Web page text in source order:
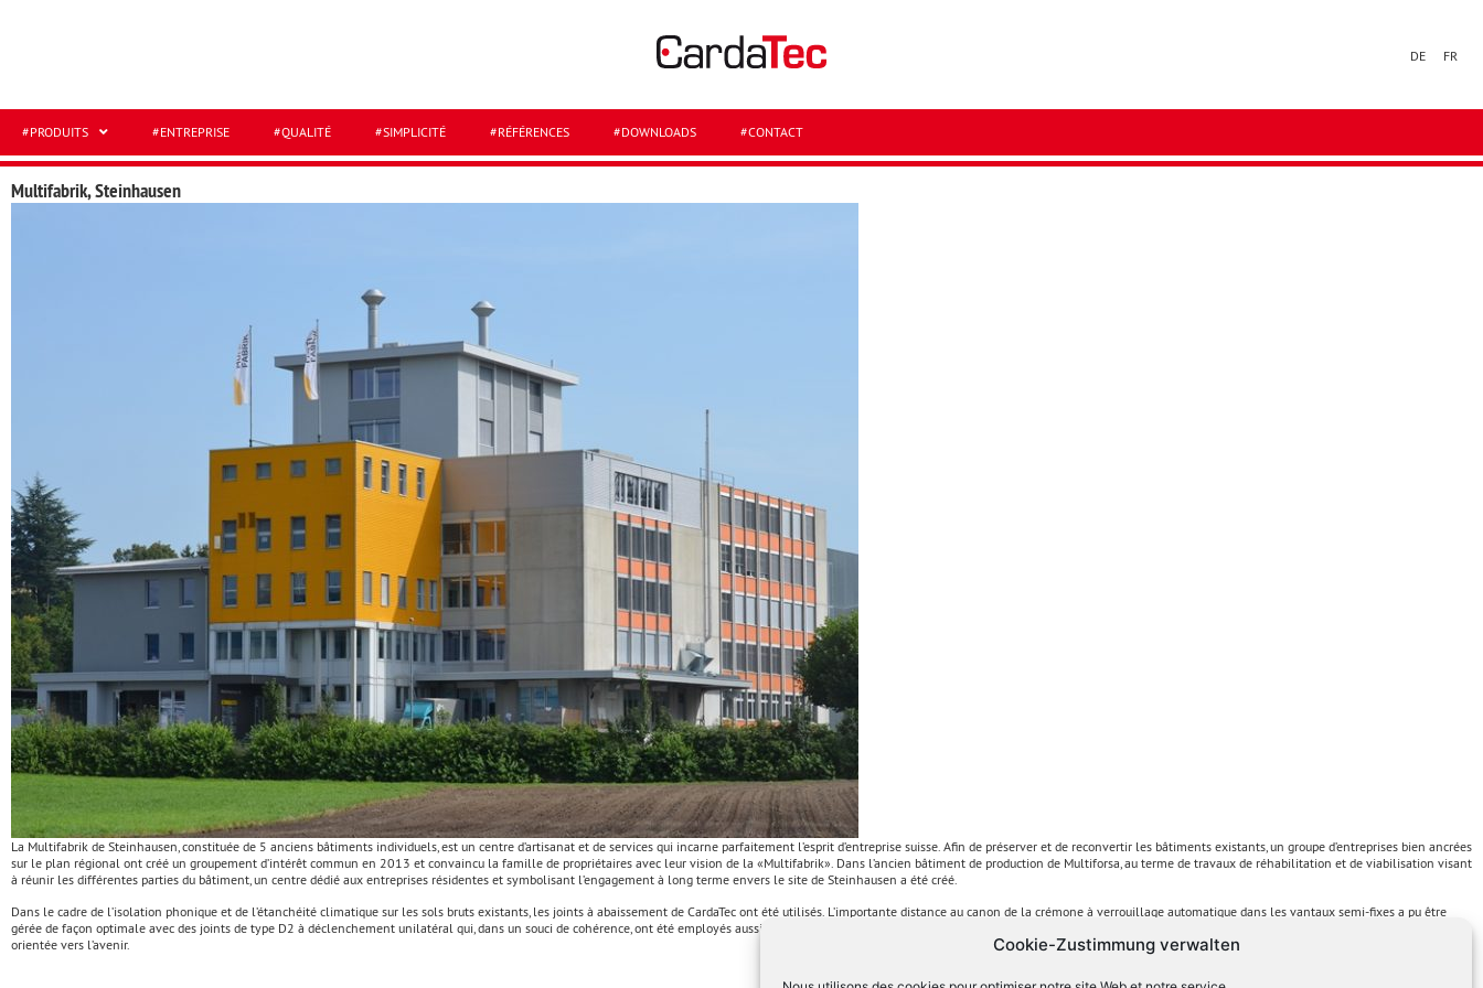
Cookie-Zustimmung verwalten
DE FR
#PRODUITS #ENTREPRISE #QUALITÉ #SIMPLICITÉ #RÉFÉRENCES #DOWNLOADS #CONTACT
Multifabrik, Steinhausen
La Multifabrik de Steinhausen, constituée de 5 anciens bâtiments individuels, est un centre d’artisanat et de services qui incarne parfaitement l’esprit d’entreprise suisse. Afin de préserver et de reconvertir les bâtiments existants, un groupe d’entreprises bien ancrées
sur le plan régional ont créé un groupement d’intérêt commun en 2013 et convaincu la famille de propriétaires avec leur vision de la «Multifabrik». Dans l’ancien bâtiment de production de Multiforsa, au terme de travaux de réhabilitation et de viabilisation visant
à réunir les différentes parties du bâtiment, un centre dédié aux entreprises résidentes et symbolisant l’engagement à long terme envers le site de Steinhausen a été créé.
Dans le cadre de l’isolation phonique et de l’étanchéité climatique sur les sols bruts existants, les joints à abaissement de CardaTec ont été utilisés. L’importante distance au canon de la crémone à verrouillage automatique dans les vantaux semi-fixes a pu être
gérée de façon optimale avec des joints de type D2 à déclenchement unilatéral qui, dans un souci de cohérence, ont été employés aussi pour les vantaux d’entrée. Un excellent choix de ferrements de qualité pour une utilisation commerciale et industrielle
orientée vers l’avenir.